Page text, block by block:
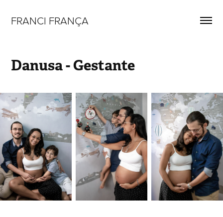
FRANCI FRANÇA
Danusa - Gestante